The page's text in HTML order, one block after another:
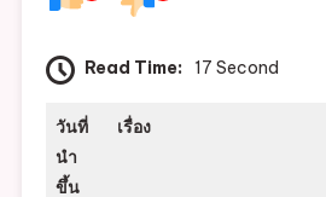
Read Time: 17 Second
วันที่
นำ
ขึ้น
เรื่อง